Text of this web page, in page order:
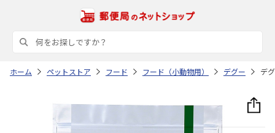
ホーム ペットストア フード フード（小動物用） デグー デ